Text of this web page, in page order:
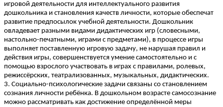
игровой деятельности для интеллектуального развития
дошкольника и становления качеств личности, которые обеспечат
развитие предпосылок учебной деятельности. Дошкольник
овладевает разными видами дидактических игр (словесными,
настольно-печатными, играми с предметами), в процессе игры
выполняет поставленную игровую задачу, не нарушая правил и
действия игры, совершенствуется умение самостоятельно и с
помощью взрослого участвовать в играх с правилами, ролевых,
режиссёрских, театрализованных, музыкальных, дидактических.
3. Социально-психологические задачи связаны со становлением
сознания личности ребёнка. В дошкольном возрасте самосознание
можно рассматривать как достижение определённой меры